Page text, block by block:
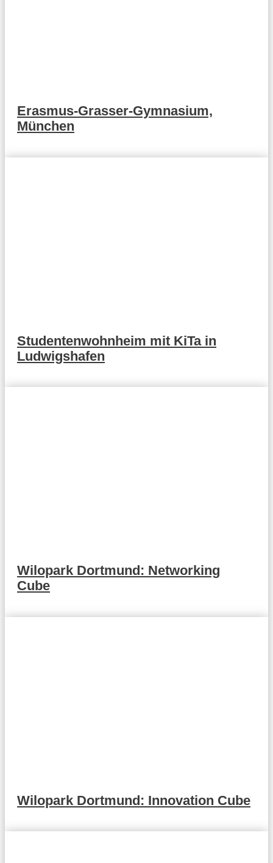
Erasmus-Grasser-Gymnasium,
München
Studentenwohnheim mit KiTa in
Ludwigshafen
Wilopark Dortmund: Networking
Cube
Wilopark Dortmund: Innovation Cube